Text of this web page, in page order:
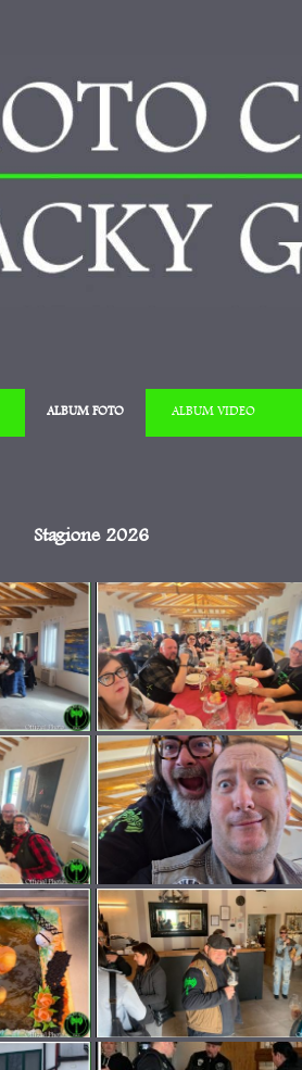
ALBUM FOTO ALBUM VIDEO
Stagione 2026